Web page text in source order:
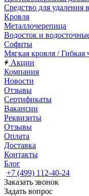
Средство для удаления
Кровля
Металлочерепица
Водосток и
Софиты
Мягкая кровля / Гибкая
Акции
Компания
Новости
Отзывы
Сертификаты
Вакансии
Реквизиты
Отзывы
Оплата
Доставка
Контакты
Блог
+7 (499) 112-40-24
Заказать звонок
Задать вопрос